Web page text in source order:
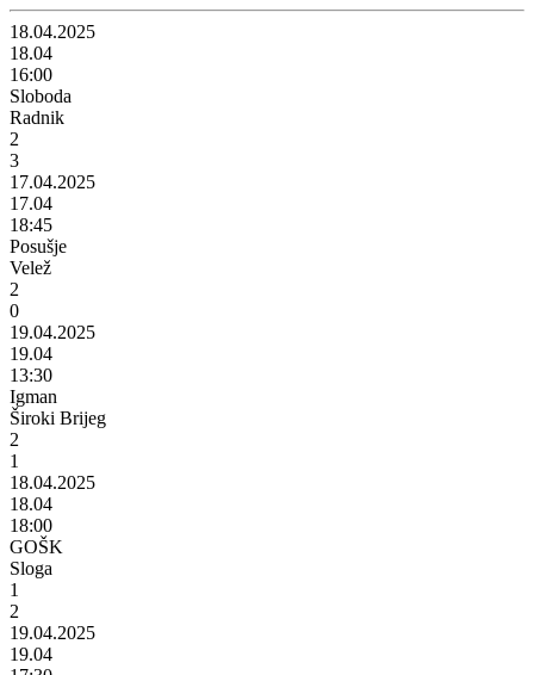
18.04.2025
18.04
16:00
Sloboda
Radnik
2
3
17.04.2025
17.04
18:45
Posušje
Velež
2
0
19.04.2025
19.04
13:30
Igman
Široki Brijeg
2
1
18.04.2025
18.04
18:00
GOŠK
Sloga
1
2
19.04.2025
19.04